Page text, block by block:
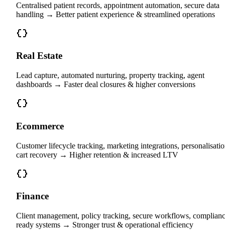
Centralised patient records, appointment automation, secure data
handling → Better patient experience & streamlined operations
Real Estate
Lead capture, automated nurturing, property tracking, agent
dashboards → Faster deal closures & higher conversions
Ecommerce
Customer lifecycle tracking, marketing integrations,
cart recovery → Higher retention & increased LTV
Finance
Client management, policy tracking, secure workflows,
ready systems → Stronger trust & operational efficiency